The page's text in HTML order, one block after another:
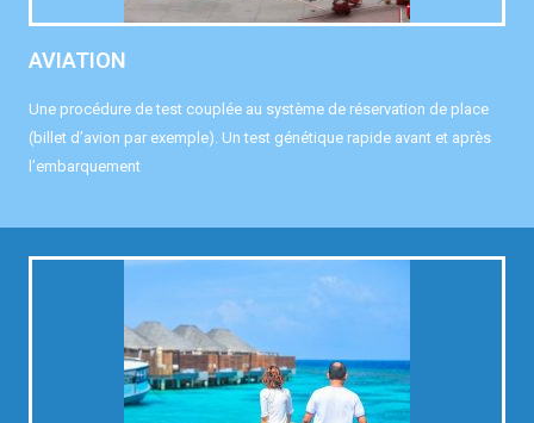
AVIATION
Une procédure de test couplée au système de réservation de place
(billet d’avion par exemple). Un test génétique rapide avant et après
l’embarquement